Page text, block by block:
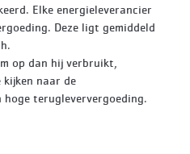
Elke energieleverancier
Deze ligt gemiddeld
op dan hij verbruikt,
naar de
hoge terugleververgoeding.